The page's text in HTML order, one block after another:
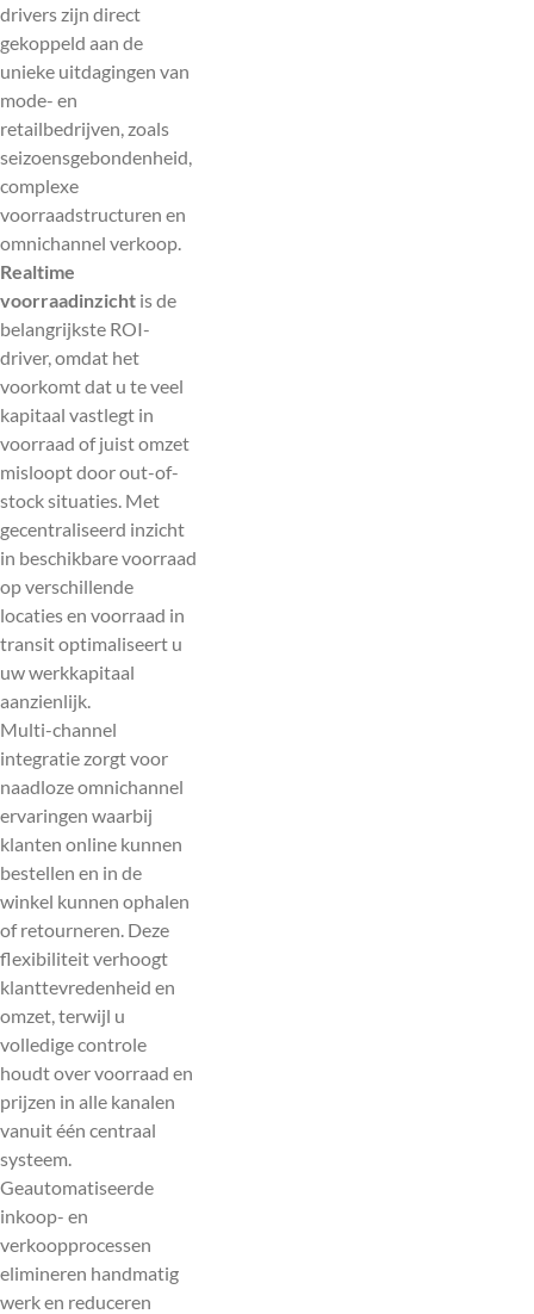
drivers zijn direct
gekoppeld aan de
unieke uitdagingen van
mode- en
retailbedrijven, zoals
seizoensgebondenheid,
complexe
voorraadstructuren en
omnichannel verkoop.
Realtime
voorraadinzicht is de
belangrijkste ROI-
driver, omdat het
voorkomt dat u te veel
kapitaal vastlegt in
voorraad of juist omzet
misloopt door out-of-
stock situaties. Met
gecentraliseerd inzicht
in beschikbare voorraad
op verschillende
locaties en voorraad in
transit optimaliseert u
uw werkkapitaal
aanzienlijk.
Multi-channel
integratie zorgt voor
naadloze omnichannel
ervaringen waarbij
klanten online kunnen
bestellen en in de
winkel kunnen ophalen
of retourneren. Deze
flexibiliteit verhoogt
klanttevredenheid en
omzet, terwijl u
volledige controle
houdt over voorraad en
prijzen in alle kanalen
vanuit één centraal
systeem.
Geautomatiseerde
inkoop- en
verkoopprocessen
elimineren handmatig
werk en reduceren